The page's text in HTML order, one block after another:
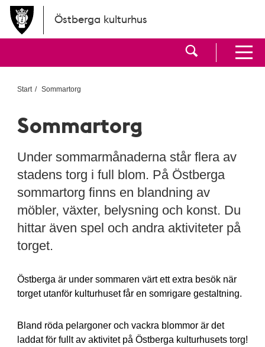
Hoppa till huvudinnehållet
Östberga kulturhus
Visa
Visa
Start Sommartorg
Sommartorg
Under sommarmånaderna står flera av
stadens torg i full blom. På Östberga
sommartorg finns en blandning av
möbler, växter, belysning och konst. Du
hittar även spel och andra aktiviteter på
torget.
Östberga är under sommaren värt ett extra besök när
torget utanför kulturhuset får en somrigare gestaltning.
Bland röda pelargoner och vackra blommor är det
laddat för fullt av aktivitet på Östberga kulturhusets torg!